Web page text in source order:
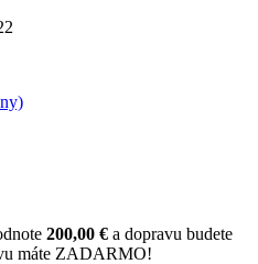
200,00 € a dopravu budete
máte ZADARMO!